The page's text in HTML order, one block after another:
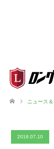
ニュース
2018.07.10